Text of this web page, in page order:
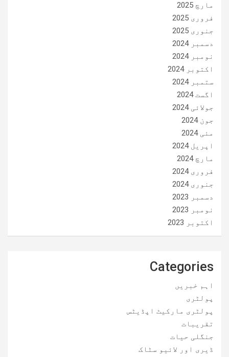
مارچ 2025
فروری 2025
جنوری 2025
دسمبر 2024
نومبر 2024
اکتوبر 2024
ستمبر 2024
اگست 2024
جولائی 2024
جون 2024
مئی 2024
اپریل 2024
مارچ 2024
فروری 2024
جنوری 2024
دسمبر 2023
نومبر 2023
اکتوبر 2023
Categories
اہم خبریں
پولٹری
پولٹری مارکیٹ اپڈیٹس
تقریبات
جنگلی حیات
ڈیری اور لائیو سٹاک